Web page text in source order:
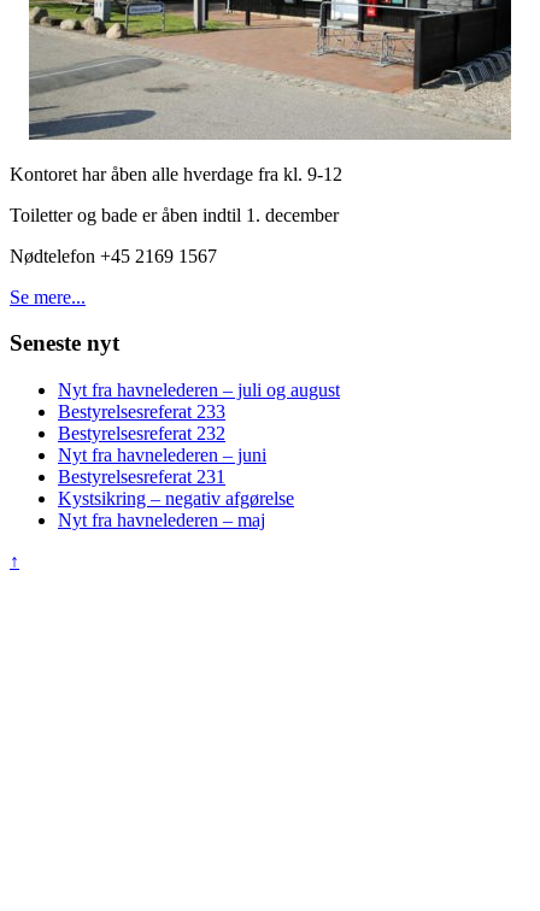
Kontoret har åben alle hverdage fra kl. 9-12
Toiletter og bade er åben indtil 1. december
Nødtelefon +45 2169 1567
Se mere...
Seneste nyt
Nyt fra havnelederen – juli og august
Bestyrelsesreferat 233
Bestyrelsesreferat 232
Nyt fra havnelederen – juni
Bestyrelsesreferat 231
Kystsikring – negativ afgørelse
Nyt fra havnelederen – maj
↑